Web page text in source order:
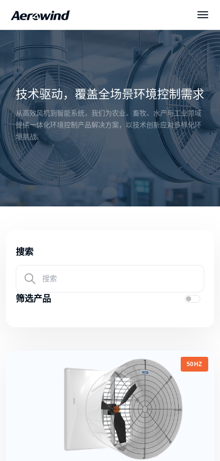
解决方案
产品中心
展会与新闻
服务与下载
关于我们
简体中文
技术驱动，覆盖全场景环境控制需求
从高效风机到智能系统，我们为农业、畜牧、水产与工业领域
提供一体化环境控制产品解决方案，以技术创新应对多样化环
境挑战。
搜索
筛选产品
50HZ